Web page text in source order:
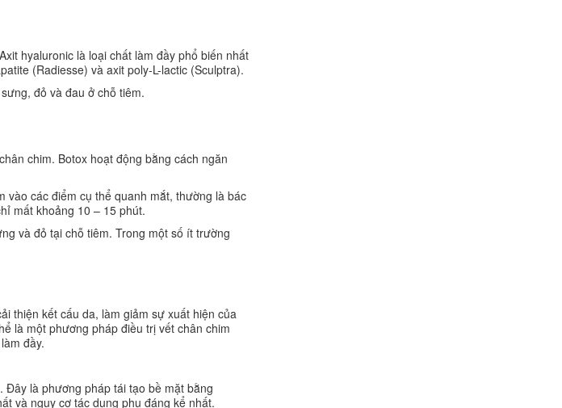
hyaluronic là loại chất làm đầy phổ biến nhất
(Radiesse) và axit poly-L-lactic (Sculptra).
đỏ và đau ở chỗ tiêm.
chim. Botox hoạt động bằng cách ngăn
vào các điểm cụ thể quanh mắt, thường là bác
mất khoảng 10 – 15 phút.
và đỏ tại chỗ tiêm. Trong một số ít trường
thiện kết cấu da, làm giảm sự xuất hiện của
là một phương pháp điều trị vết chân chim
đầy.
Đây là phương pháp tái tạo bề mặt bằng
và nguy cơ tác dụng phụ đáng kể nhất.